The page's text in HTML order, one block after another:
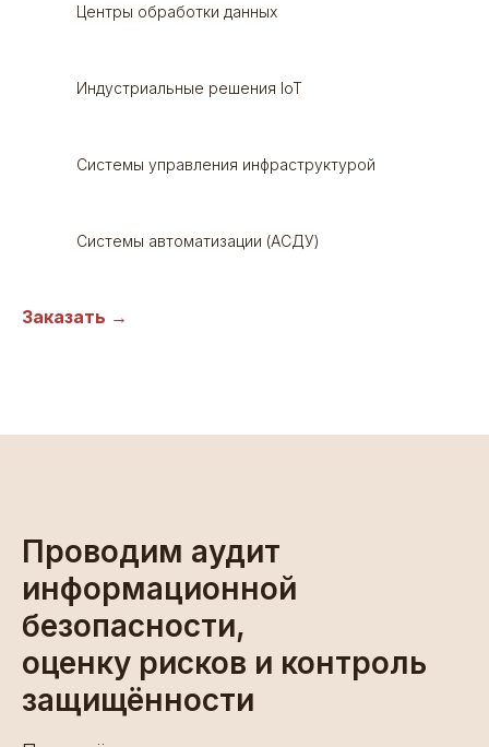
Центры обработки данных
Индустриальные решения IoT
Системы управления инфраструктурой
Системы автоматизации (АСДУ)
Заказать →
Проводим аудит
информационной
безопасности,
оценку рисков и контроль
защищённости